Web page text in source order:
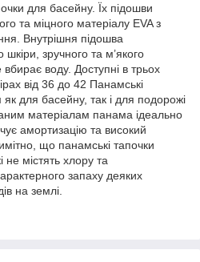
для басейну. Їх підошви
та міцного матеріалу EVA з
Внутрішня підошва
зручного та м’якого
воду. Доступні в трьох
від 36 до 42 Панамські
для басейну, так і для подорожі
матеріалам панама ідеально
амортизацію та високий
що панамські тапочки
не містять хлору та
запаху деяких
на землі.